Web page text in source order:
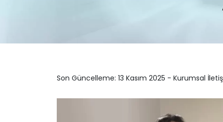
Son Güncelleme: 13 Kasım 2025 - Kurumsal